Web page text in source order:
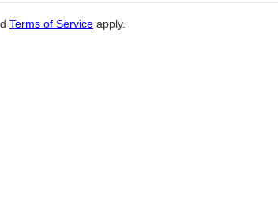
Terms of Service apply.